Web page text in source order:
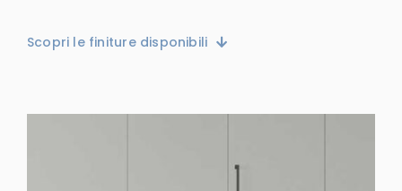
Scopri le finiture disponibili